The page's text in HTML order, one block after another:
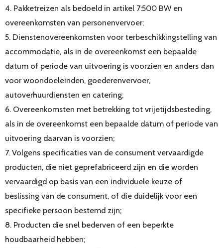
4. Pakketreizen als bedoeld in artikel 7:500 BW en
overeenkomsten van personenvervoer;
5. Dienstenovereenkomsten voor terbeschikkingstelling van
accommodatie, als in de overeenkomst een bepaalde
datum of periode van uitvoering is voorzien en anders dan
voor woondoeleinden, goederenvervoer,
autoverhuurdiensten en catering;
6. Overeenkomsten met betrekking tot vrijetijdsbesteding,
als in de overeenkomst een bepaalde datum of periode van
uitvoering daarvan is voorzien;
7. Volgens specificaties van de consument vervaardigde
producten, die niet geprefabriceerd zijn en die worden
vervaardigd op basis van een individuele keuze of
beslissing van de consument, of die duidelijk voor een
specifieke persoon bestemd zijn;
8. Producten die snel bederven of een beperkte
houdbaarheid hebben;